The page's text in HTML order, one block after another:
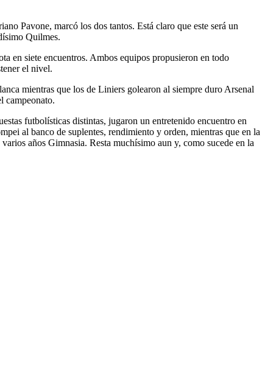
Pavone, marcó los dos tantos. Está claro que este será un
Quilmes.
en siete encuentros. Ambos equipos propusieron en todo
el nivel.
mientras que los de Liniers golearon al siempre duro Arsenal
campeonato.
futbolísticas distintas, jugaron un entretenido encuentro en
al banco de suplentes, rendimiento y orden, mientras que en la
años Gimnasia. Resta muchísimo aun y, como sucede en la